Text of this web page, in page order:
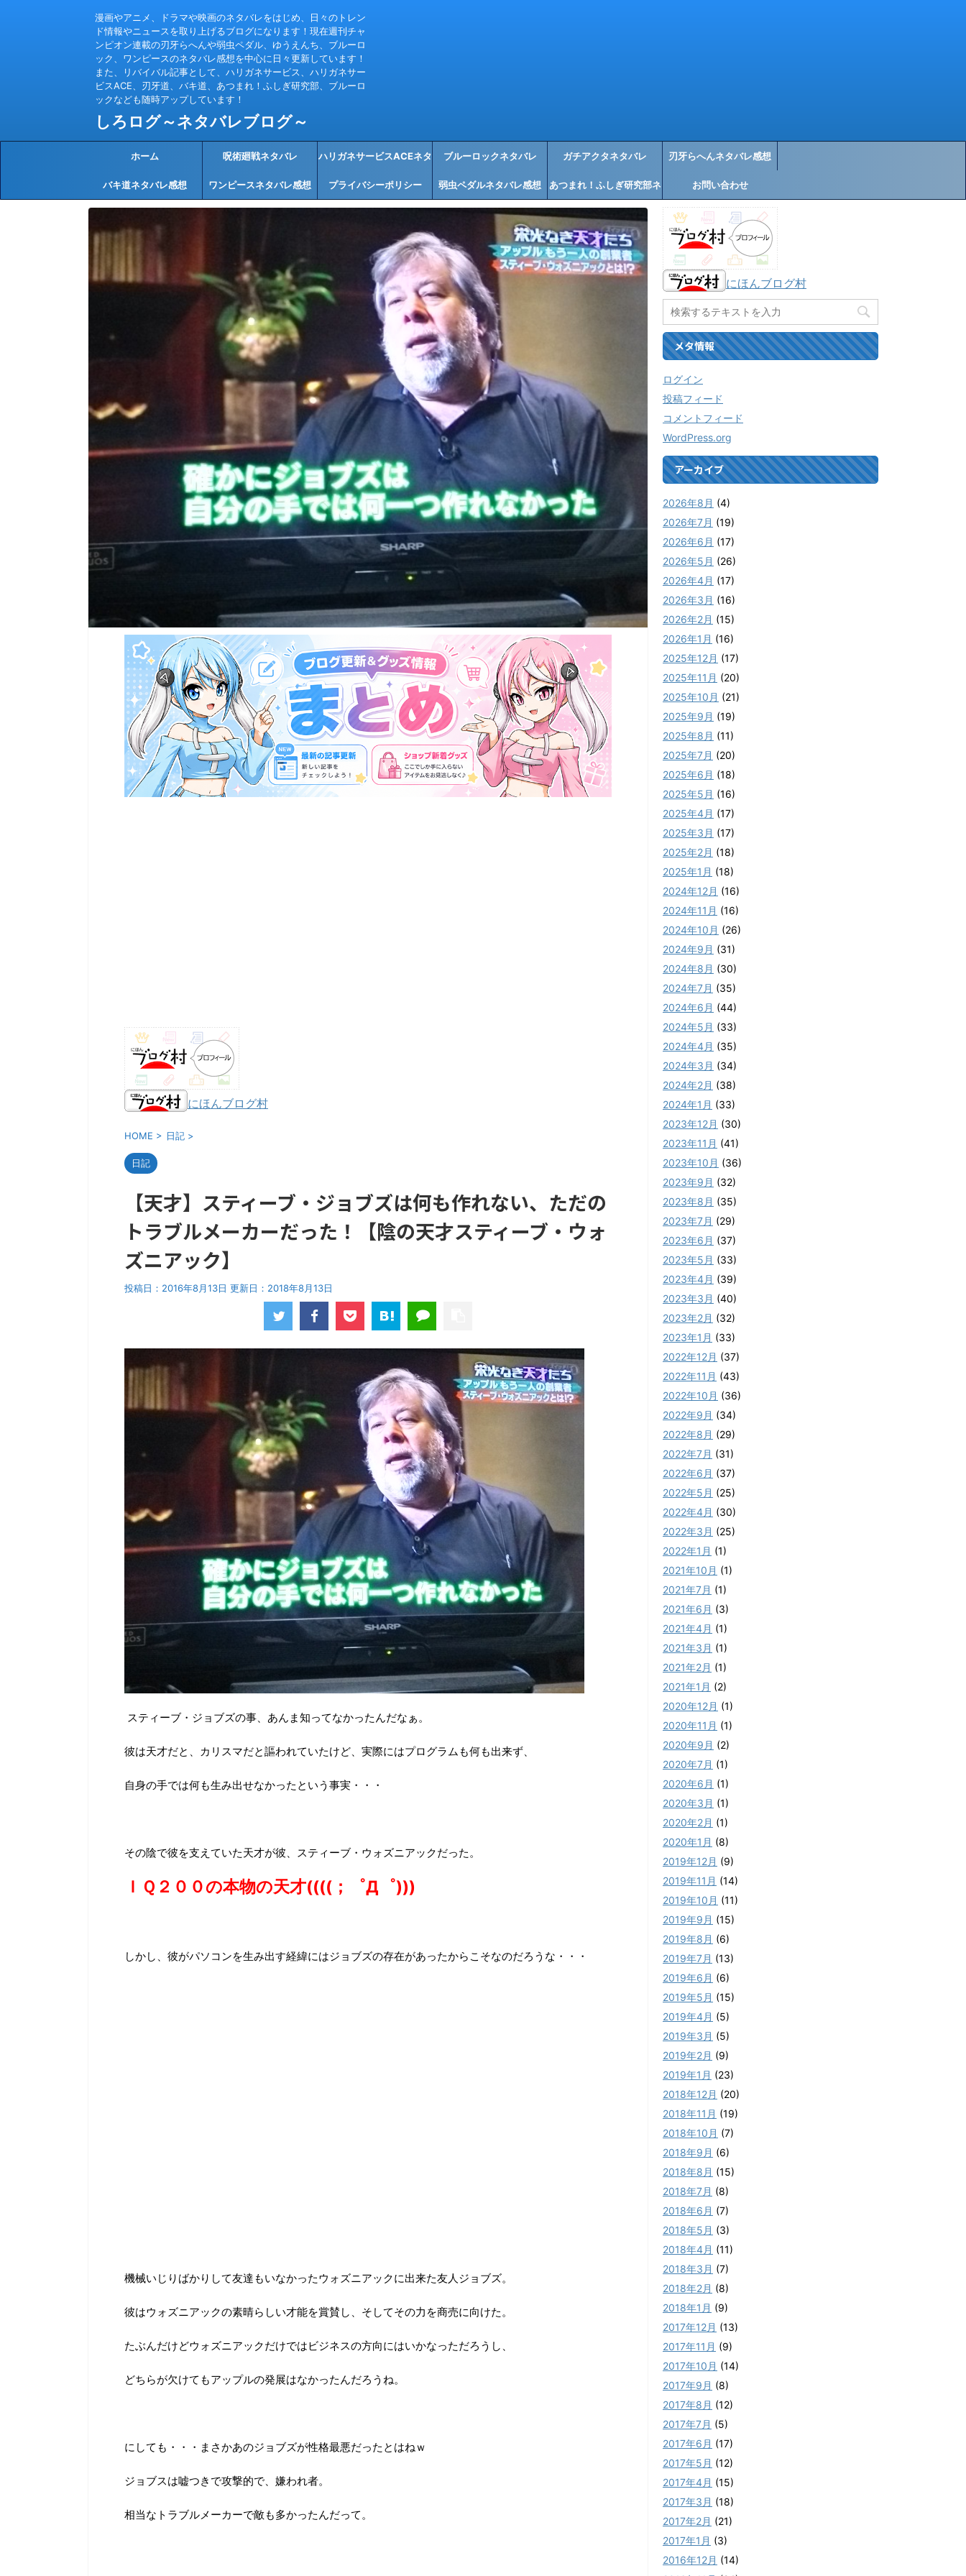
漫画やアニメ、ドラマや映画のネタバレをはじめ、日々のトレン
ド情報やニュースを取り上げるブログになります！現在週刊チャ
ンピオン連載の刃牙らへんや弱虫ペダル、ゆうえんち、ブルーロ
ック、ワンピースのネタバレ感想を中心に日々更新しています！
また、リバイバル記事として、ハリガネサービス、ハリガネサー
ビスACE、刃牙道、バキ道、あつまれ！ふしぎ研究部、ブルーロ
ックなども随時アップしています！
しろログ～ネタバレブログ～
ホーム 呪術廻戦ネタバレ ハリガネサービスACEネタ
バレ感想
ブルーロックネタバレ ガチアクタネタバレ 刃牙らへんネタバレ感想
バキ道ネタバレ感想 ワンピースネタバレ感想 プライバシーポリシー 弱虫ペダルネタバレ感想 あつまれ！ふしぎ研究部ネ お問い合わせ
にほんブログ村
HOME > 日記 >
日記
【天才】スティーブ・ジョブズは何も作れない、ただの
トラブルメーカーだった！【陰の天才スティーブ・ウォ
ズニアック】
投稿日：2016年8月13日 更新日： 2018年8月13日
スティーブ・ジョブズの事、あんま知ってなかったんだなぁ。
彼は天才だと、カリスマだと謳われていたけど、実際にはプログラムも何も出来ず、
自身の手では何も生み出せなかったという事実・・・
その陰で彼を支えていた天才が彼、スティーブ・ウォズニアックだった。
ＩＱ２００の本物の天才((((；゜Д゜)))
しかし、彼がパソコンを生み出す経緯にはジョブズの存在があったからこそなのだろうな・・・
機械いじりばかりして友達もいなかったウォズニアックに出来た友人ジョブズ。
彼はウォズニアックの素晴らしい才能を賞賛し、そしてその力を商売に向けた。
たぶんだけどウォズニアックだけではビジネスの方向にはいかなっただろうし、
どちらが欠けてもアップルの発展はなかったんだろうね。
にしても・・・まさかあのジョブズが性格最悪だったとはねｗ
ジョブスは嘘つきで攻撃的で、嫌われ者。
相当なトラブルメーカーで敵も多かったんだって。
にほんブログ村
メタ情報
ログイン
投稿フィード
コメントフィード
WordPress.org
アーカイブ
2026年8月 (4)
2026年7月 (19)
2026年6月 (17)
2026年5月 (26)
2026年4月 (17)
2026年3月 (16)
2026年2月 (15)
2026年1月 (16)
2025年12月 (17)
2025年11月 (20)
2025年10月 (21)
2025年9月 (19)
2025年8月 (11)
2025年7月 (20)
2025年6月 (18)
2025年5月 (16)
2025年4月 (17)
2025年3月 (17)
2025年2月 (18)
2025年1月 (18)
2024年12月 (16)
2024年11月 (16)
2024年10月 (26)
2024年9月 (31)
2024年8月 (30)
2024年7月 (35)
2024年6月 (44)
2024年5月 (33)
2024年4月 (35)
2024年3月 (34)
2024年2月 (38)
2024年1月 (33)
2023年12月 (30)
2023年11月 (41)
2023年10月 (36)
2023年9月 (32)
2023年8月 (35)
2023年7月 (29)
2023年6月 (37)
2023年5月 (33)
2023年4月 (39)
2023年3月 (40)
2023年2月 (32)
2023年1月 (33)
2022年12月 (37)
2022年11月 (43)
2022年10月 (36)
2022年9月 (34)
2022年8月 (29)
2022年7月 (31)
2022年6月 (37)
2022年5月 (25)
2022年4月 (30)
2022年3月 (25)
2022年1月 (1)
2021年10月 (1)
2021年7月 (1)
2021年6月 (3)
2021年4月 (1)
2021年3月 (1)
2021年2月 (1)
2021年1月 (2)
2020年12月 (1)
2020年11月 (1)
2020年9月 (2)
2020年7月 (1)
2020年6月 (1)
2020年3月 (1)
2020年2月 (1)
2020年1月 (8)
2019年12月 (9)
2019年11月 (14)
2019年10月 (11)
2019年9月 (15)
2019年8月 (6)
2019年7月 (13)
2019年6月 (6)
2019年5月 (15)
2019年4月 (5)
2019年3月 (5)
2019年2月 (9)
2019年1月 (23)
2018年12月 (20)
2018年11月 (19)
2018年10月 (7)
2018年9月 (6)
2018年8月 (15)
2018年7月 (8)
2018年6月 (7)
2018年5月 (3)
2018年4月 (11)
2018年3月 (7)
2018年2月 (8)
2018年1月 (9)
2017年12月 (13)
2017年11月 (9)
2017年10月 (14)
2017年9月 (8)
2017年8月 (12)
2017年7月 (5)
2017年6月 (17)
2017年5月 (12)
2017年4月 (15)
2017年3月 (18)
2017年2月 (21)
2017年1月 (3)
2016年12月 (14)